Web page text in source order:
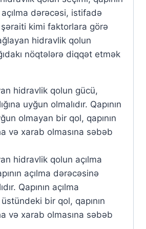
açılma dərəcəsi, istifadə
şəraiti kimi faktorlara görə
hidravlik qolun
nöqtələrə diqqət etmək
hidravlik qolun gücü,
uyğun olmalıdır. Qapının
olmayan bir qol, qapının
və xarab olmasına səbəb
hidravlik qolun açılma
açılma dərəcəsinə
Qapının açılma
bir qol, qapının
və xarab olmasına səbəb